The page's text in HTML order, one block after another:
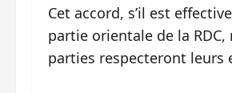
Cet accord, s’il est
partie orientale de la
parties respecteront leurs